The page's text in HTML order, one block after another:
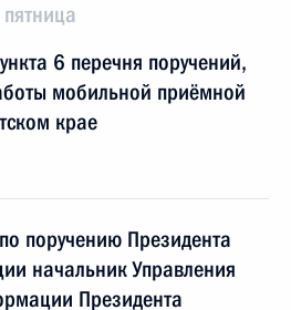
6 перечня поручений,
мобильной приёмной
крае
поручению Президента
начальник Управления
Президента